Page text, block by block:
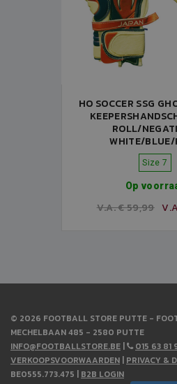
HO SOCCER SSG
ROLL/
WHITE/BLUE/
Size 7
Op
V.A. € 59,99
© 2026 FOOTBALL STORE PUTTE -
MECHELBAAN 485 - 2580 PUTTE
INFO@FOOTBALLSTORE.BE |
015 63 81
VERKOOPSVOORWAARDEN | PRIVACY &
BE0555.773.475 | B2B LOGIN